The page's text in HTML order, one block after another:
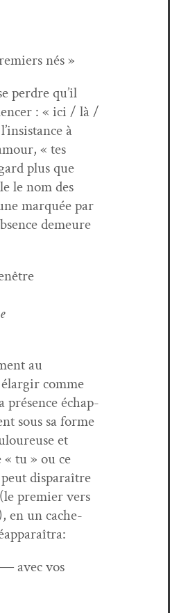
nés »
per­dre qu’il
: « ici / là /
à
« tes
plus que
le nom des
mar­quée par
demeure
au
comme
présence échap­
sous sa forme
et
« tu » ou ce
dis­paraître
pre­mier vers
en un cache-
avec vos